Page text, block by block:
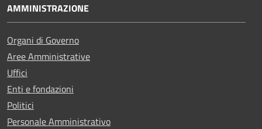
AMMINISTRAZIONE
Organi di Governo
Aree Amministrative
Uffici
Enti e fondazioni
Politici
Personale Amministrativo